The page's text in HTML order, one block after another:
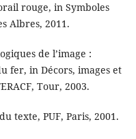
rouge, in Symboles
Albres, 2011.
de l’image :
fer, in Décors, images et
Tour, 2003.
texte, PUF, Paris, 2001.